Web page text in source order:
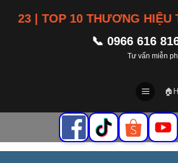
| TOP 10 THƯƠNG HIỆU
📞 0966 616
Tư vấn miễn